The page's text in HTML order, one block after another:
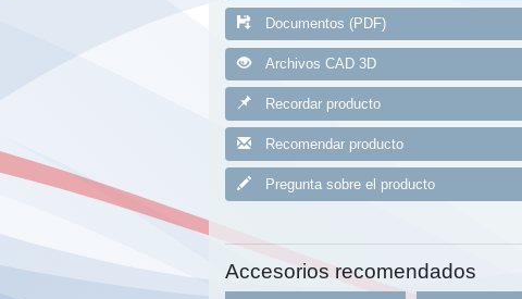
Documentos (PDF)
Archivos CAD 3D
Recordar producto
Recomendar producto
Pregunta sobre el producto
Accesorios recomendados